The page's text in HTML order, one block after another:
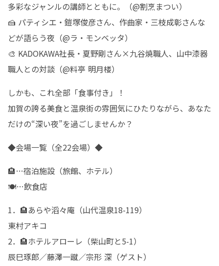
多彩なジャンルの講師とともに。（@割烹まつい）
🍰 パティシエ・鎧塚俊彦さん、作曲家・三枝成彰さんな
どが語らう夜（@ラ・モンベッタ）
🎨 KADOKAWA社長・夏野剛さん×九谷焼職人、山中漆器
職人との対談（@料亭 明月楼）
しかも、これ全部「食事付き」！
加賀の誇る美食と温泉街の雰囲気にひたりながら、あなた
だけの“深い夜”を過ごしませんか？
◆会場一覧（全22会場）◆
🏨…宿泊施設（旅館、ホテル）
🍽️…飲食店
1．🏨あらや滔々庵（山代温泉18-119）
東村アキコ
2．🏨ホテルアローレ（柴山町と5-1）
辰巳琢郎／藤澤一蹴／宗形 深（ゲスト）